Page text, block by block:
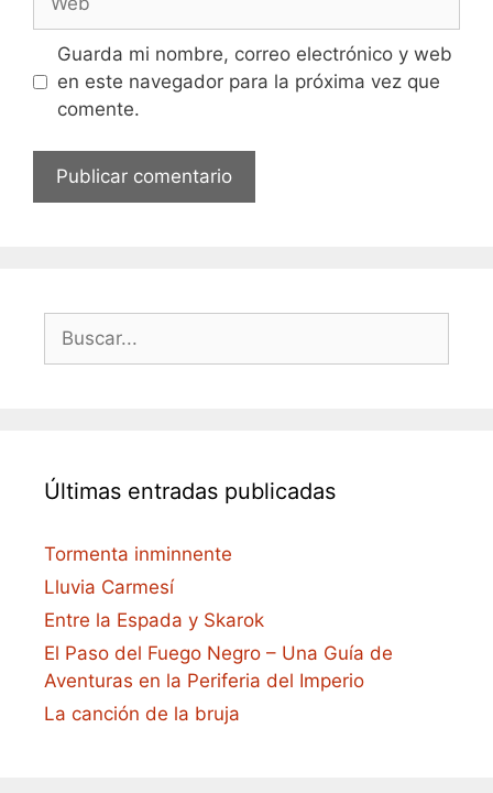
Guarda mi nombre, correo electrónico y web
en este navegador para la próxima vez que
comente.
Buscar:
Últimas entradas publicadas
Tormenta inminnente
Lluvia Carmesí
Entre la Espada y Skarok
El Paso del Fuego Negro – Una Guía de
Aventuras en la Periferia del Imperio
La canción de la bruja